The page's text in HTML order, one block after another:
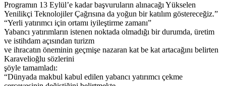
Programın 13 Eylül’e kadar başvuruların alınacağı Yükselen
Yenilikçi Teknolojiler Çağrısına da yoğun bir katılım göstereceğiz.”
“Yerli yatırımcı için ortamı iyileştirme zamanı”
Yabancı yatırımların istenen noktada olmadığı bir durumda, üretim
ve istihdam açısından turizm
ve ihracatın öneminin geçmişe nazaran kat be kat artacağını belirten
Karavelioğlu sözlerini
şöyle tamamladı:
“Dünyada makbul kabul edilen yabancı yatırımcı çekme